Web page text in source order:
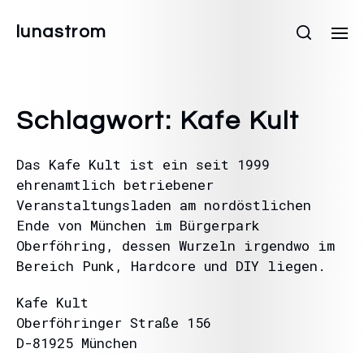
lunastrom
Schlagwort: Kafe Kult
Das Kafe Kult ist ein seit 1999
ehrenamtlich betriebener
Veranstaltungsladen am nordöstlichen
Ende von München im Bürgerpark
Oberföhring, dessen Wurzeln irgendwo im
Bereich Punk, Hardcore und DIY liegen.
Kafe Kult
Oberföhringer Straße 156
D-81925 München